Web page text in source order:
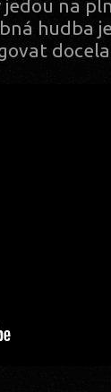
na
hudba